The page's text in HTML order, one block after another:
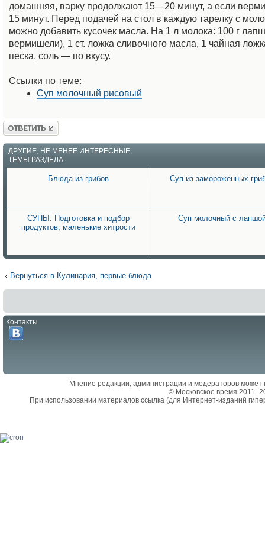
домашняя, варку продолжают 15—20 минут, а если
15 минут. Перед подачей на стол в каждую тарелку с
можно добавить кусочек масла. На 1 л молока: 100 г
вермишели), 1 ст. ложка сливочного масла, 1 чайная
песка, соль — по вкусу.
Ссылки по теме:
Суп молочный рисовый
Ответить
ДРУГИЕ, НЕ МЕНЕЕ ИНТЕРЕСНЫЕ,
ТЕМЫ РАЗДЕЛА
Блюда из грибов Суп из замороженных
СУПЫ. Подготовка и подбор
продуктов, маленькие хитрости
Суп молочный с
Вернуться в Кулинария, первые блюда
Контакты
Мнение редакции, администрации и модераторов может
© Московское время
При использовании материалов ссылка (для Интернет-изданий